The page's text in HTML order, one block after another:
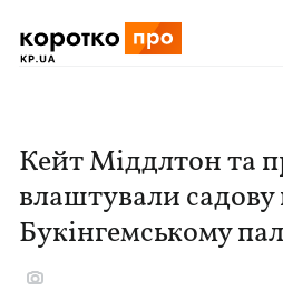
Кейт Міддлтон та
влаштували садову
Букінгемському